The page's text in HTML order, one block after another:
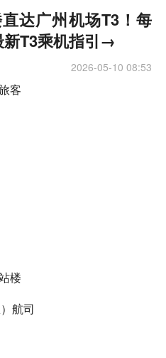
达广州机场T3！每
新T3乘机指引→
2026-05-10 08:53
客
楼
航司